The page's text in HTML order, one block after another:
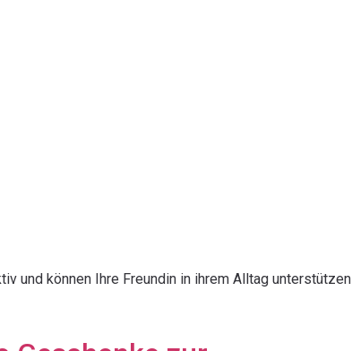
und können Ihre Freundin in ihrem Alltag unterstützen